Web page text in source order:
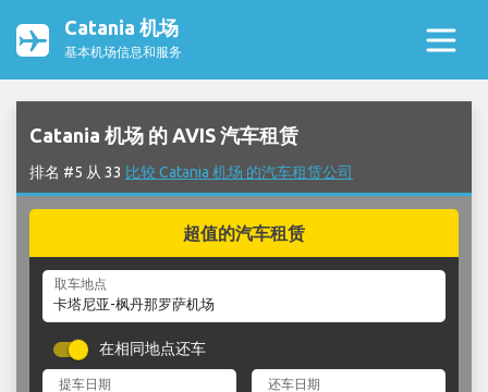
Catania 机场
基本机场信息和服务
Catania 机场 的 AVIS 汽车租赁
排名 #5 从 33 比较 Catania 机场 的汽车租赁公司
超值的汽车租赁
取车地点
在相同地点还车
提车日期 还车日期